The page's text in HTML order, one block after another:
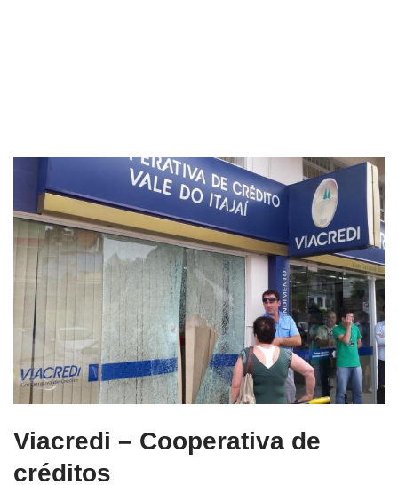
Viacredi – Cooperativa de
créditos